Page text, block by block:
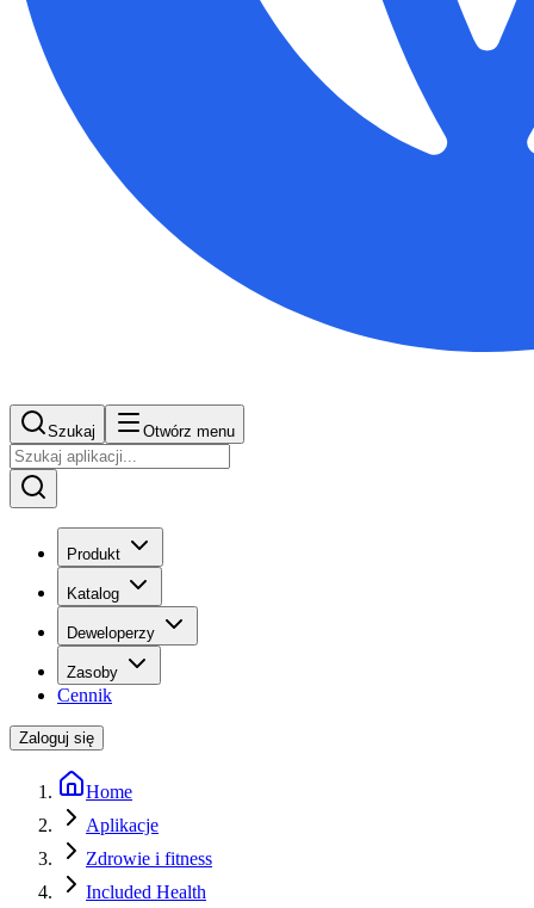
Szukaj Otwórz menu
Produkt
Katalog
Deweloperzy
Zasoby
Cennik
Zaloguj się
Home
Aplikacje
Zdrowie i fitness
Included Health